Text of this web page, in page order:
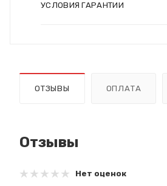
УСЛОВИЯ ГАРАНТИИ
ОТЗЫВЫ ОПЛАТА
Отзывы
Нет оценок